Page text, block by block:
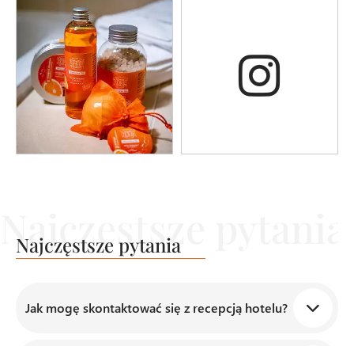
Najczęstsze pytania
Jak mogę skontaktować się z recepcją hotelu?